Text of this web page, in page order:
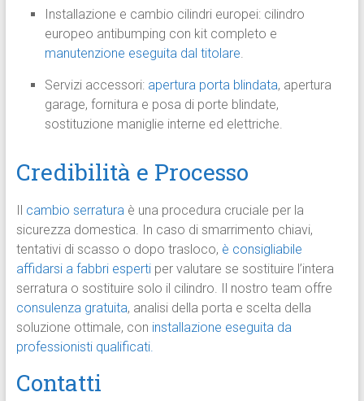
Installazione e cambio cilindri europei: cilindro
europeo antibumping con kit completo e
manutenzione eseguita dal titolare.
Servizi accessori: apertura porta blindata, apertura
garage, fornitura e posa di porte blindate,
sostituzione maniglie interne ed elettriche.
Credibilità e Processo
cambio serraturaè una procedura cruciale per la
sicurezza domestica. In caso di smarrimento chiavi,
tentativi di scasso o dopo trasloco, è consigliabile
affidarsi a fabbri espertiper valutare se sostituire l’intera
serratura o sostituire solo il cilindro. Il nostro team offre
consulenza gratuita, analisi della porta e scelta della
soluzione ottimale, con installazione eseguita da
professionisti qualificati.
Contatti